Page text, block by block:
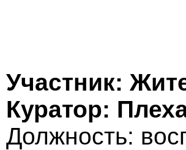
Участник:
Куратор:
Должность: